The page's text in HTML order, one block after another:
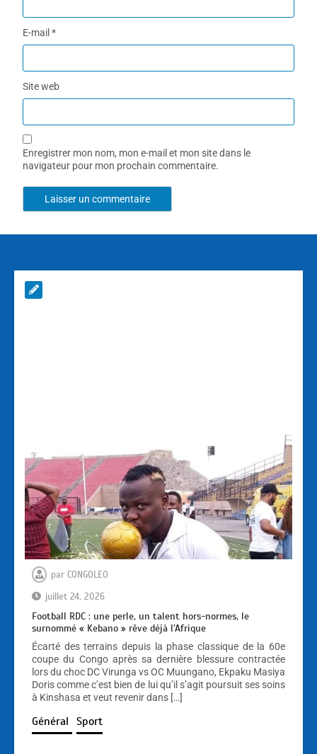
E-mail*
Site web
Enregistrer mon nom, mon e-mail et mon site dans le
navigateur pour mon prochain commentaire.
par CONGOLEO
juillet 24, 2026
Football RDC : une perle, un talent hors-normes, le
surnommé « Kebano » rêve déjà l’Afrique
Écarté des terrains depuis la phase classique de la 60e
coupe du Congo après sa dernière blessure contractée
lors du choc DC Virunga vs OC Muungano, Ekpaku Masiya
Doris comme c’est bien de lui qu’il s’agit poursuit ses soins
à Kinshasa et veut revenir dans […]
Général Sport